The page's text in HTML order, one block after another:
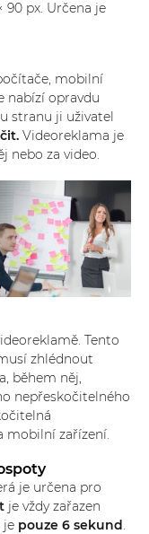
90 px. Určena je
mobilní
nabízí opravdu
stranu ji uživatel
Videoreklama je
nebo za video.
Tento
zhlédnout
během něj,
nepřeskočitelného
mobilní zařízení.
je určena pro
je vždy zařazen
je pouze 6 sekund